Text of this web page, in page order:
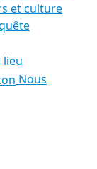
et culture
lieu
Nous